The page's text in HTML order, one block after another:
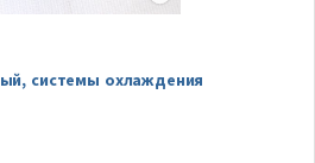
системы охлаждения